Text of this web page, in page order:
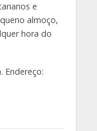
e
almoço,
hora do
Endereço: